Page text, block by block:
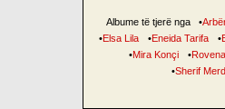
Albume të tjerë nga •
•Elsa Lila •Eneida Tarifa •
•Mira Konçi •
•Sherif